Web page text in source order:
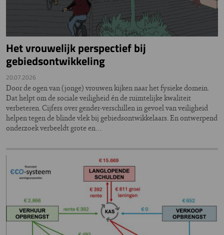
Het vrouwelijk perspectief bij
gebiedsontwikkeling
20.07.2026
Door de ogen van (jonge) vrouwen kijken naar het fysieke domein.
Dat helpt om de sociale veiligheid én de ruimtelijke kwaliteit
verbeteren. Cijfers over gender-verschillen in gevoel van veiligheid
helpen tegen de blinde vlek bij gebiedsontwikkelaars. En ontwerpend
onderzoek verbeeldt grote en…